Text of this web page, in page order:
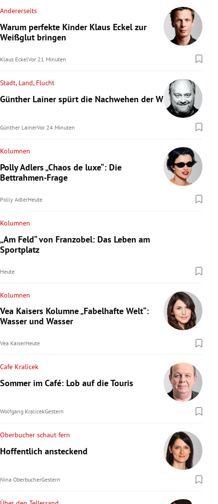
Andererseits
Warum perfekte Kinder Klaus Eckel zur
Weißglut bringen
Klaus EckelVor 21 Minuten
Stadt, Land, Flucht
Günther Lainer spürt die Nachwehen der WM
Günther LainerVor 24 Minuten
Kolumnen
Polly Adlers „Chaos de luxe“: Die
Bettrahmen-Frage
Polly AdlerHeute
Kolumnen
„Am Feld“ von Franzobel: Das Leben am
Sportplatz
Heute
Kolumnen
Vea Kaisers Kolumne „Fabelhafte Welt“:
Wasser und Wasser
Vea KaiserHeute
Cafe Kralicek
Sommer im Café: Lob auf die Touris
Wolfgang KralicekGestern
Oberbucher schaut fern
Hoffentlich ansteckend
Nina OberbucherGestern